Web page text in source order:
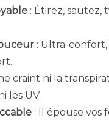
: Étirez, sautez,
: Ultra-
craint ni la
les UV.
: Il épouse vos